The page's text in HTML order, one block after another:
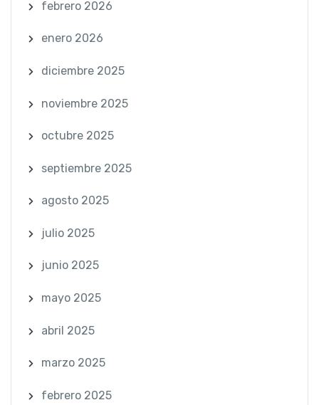
febrero 2026
enero 2026
diciembre 2025
noviembre 2025
octubre 2025
septiembre 2025
agosto 2025
julio 2025
junio 2025
mayo 2025
abril 2025
marzo 2025
febrero 2025